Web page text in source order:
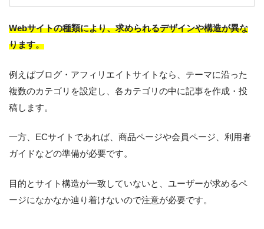
Webサイトの種類により、求められるデザインや構造が異な
ります。
例えばブログ・アフィリエイトサイトなら、テーマに沿った
複数のカテゴリを設定し、各カテゴリの中に記事を作成・投
稿します。
一方、ECサイトであれば、商品ページや会員ページ、利用者
ガイドなどの準備が必要です。
目的とサイト構造が一致していないと、ユーザーが求めるペ
ージになかなか辿り着けないので注意が必要です。